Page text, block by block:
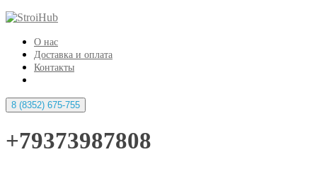
О нас
Доставка и оплата
Контакты
8 (8352) 675-755
+79373987808